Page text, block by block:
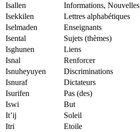
Isallen
Informations, Nouvelles
Isekkilen
Lettres alphabétiques
Iselmaden
Enseignants
Isental
Sujets (thèmes)
Isghunen
Liens
Isnal
Renforcer
Isnuheyuyen
Discriminations
Isnuraf
Dictateurs
Isurifen
Pas (des)
Iswi
But
It’ij
Soleil
Itri
Etoile